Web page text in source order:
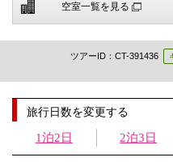
空室一覧を見る
ツアーID：CT-391436
旅行日数を変更する
1泊2日 2泊3日